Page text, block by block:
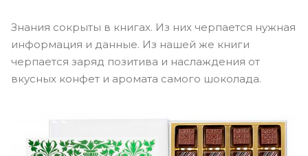
Знания сокрыты в книгах. Из них черпается нужная
информация и данные. Из нашей же книги
черпается заряд позитива и наслаждения от
вкусных конфет и аромата самого шоколада.